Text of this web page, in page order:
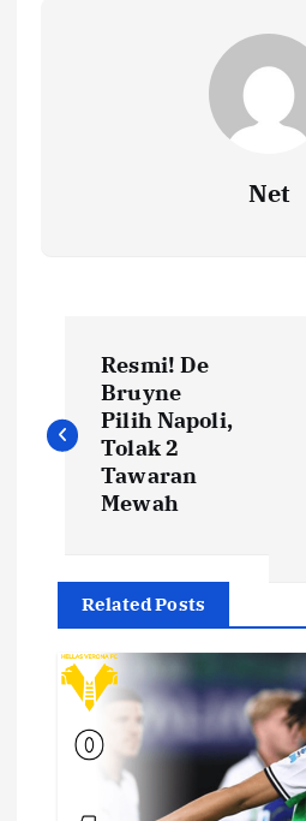
Net
a
v
g
a
s
Resmi! De
Bruyne
Pilih Napoli,
Tolak 2
Tawaran
Mewah
Related Posts